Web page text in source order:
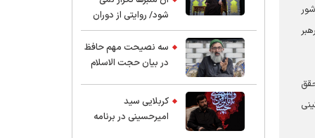
شود/ روایتی از دوران
کودکی و نوجوانی این
واعظ بزرگ و نویسنده و
پژوهشگر جهان اسلام
سه نصیحت مهم حافظ
در بیان حجت الاسلام
کربلایی سید
امیر‌حسینی در برنامه